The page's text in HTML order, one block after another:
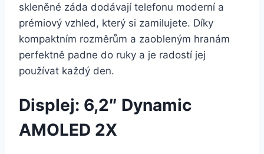
skleněné záda dodávají telefonu moderní a
prémiový vzhled, který si zamilujete. Díky
kompaktním rozměrům a zaobleným hranám
perfektně padne do ruky a je radostí jej
používat každý den.
Displej: 6,2″ Dynamic
AMOLED 2X